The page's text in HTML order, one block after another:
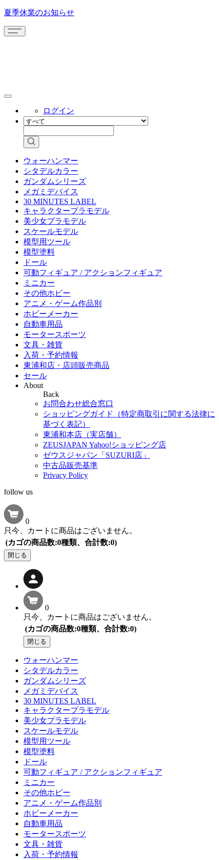
夏季休業のお知らせ
ログイン
ウォーハンマー
シタデルカラー
ガンダムシリーズ
メガミデバイス
30 MINUTES LABEL
キャラクタープラモデル
美少女プラモデル
スケールモデル
模型用ツール
模型塗料
ドール
可動フィギュア / アクションフィギュア
ミニカー
その他ホビー
アニメ・ゲーム作品別
ホビーメーカー
自動車用品
モータースポーツ
文具・雑貨
入荷・予約情報
東浦和店・店頭販売商品
セール
About
Back
お問合わせ総合窓口
ショッピングガイド（特定商取引に関する法律に
基づく表記）
東浦和本店（実店舗）
ZEUSJAPAN Yahoo!ショッピング店
ゼウスジャパン「SUZURI店」
中古品販売基準
Privacy Policy
follow us
0
只今、カートに商品はございません。
(カゴの商品数:0種類、合計数:0)
閉じる
0
只今、カートに商品はございません。
(カゴの商品数:0種類、合計数:0)
閉じる
ウォーハンマー
シタデルカラー
ガンダムシリーズ
メガミデバイス
30 MINUTES LABEL
キャラクタープラモデル
美少女プラモデル
スケールモデル
模型用ツール
模型塗料
ドール
可動フィギュア / アクションフィギュア
ミニカー
その他ホビー
アニメ・ゲーム作品別
ホビーメーカー
自動車用品
モータースポーツ
文具・雑貨
入荷・予約情報